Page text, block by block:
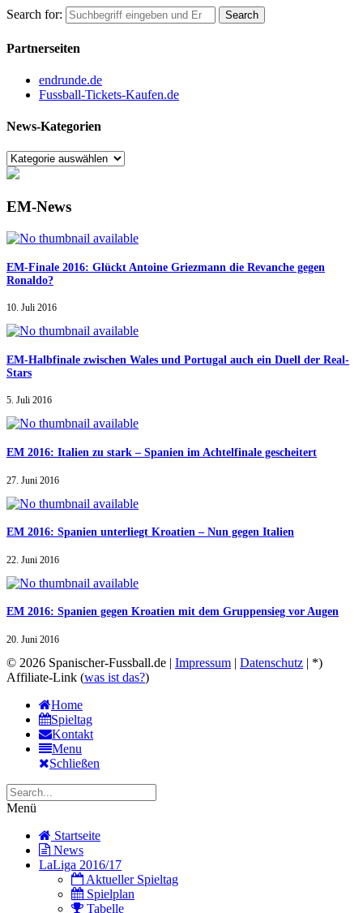
Search for:
Partnerseiten
endrunde.de
Fussball-Tickets-Kaufen.de
News-Kategorien
EM-News
EM-Finale 2016: Glückt Antoine Griezmann die Revanche gegen
Ronaldo?
10. Juli 2016
EM-Halbfinale zwischen Wales und Portugal auch ein Duell der Real-
Stars
5. Juli 2016
EM 2016: Italien zu stark – Spanien im Achtelfinale gescheitert
27. Juni 2016
EM 2016: Spanien unterliegt Kroatien – Nun gegen Italien
22. Juni 2016
EM 2016: Spanien gegen Kroatien mit dem Gruppensieg vor Augen
20. Juni 2016
© 2026 Spanischer-Fussball.de | Impressum | Datenschutz | *)
Affiliate-Link (was ist das?)
Home
Spieltag
Kontakt
Menu
Schließen
Menü
Startseite
News
LaLiga 2016/17
Aktueller Spieltag
Spielplan
Tabelle